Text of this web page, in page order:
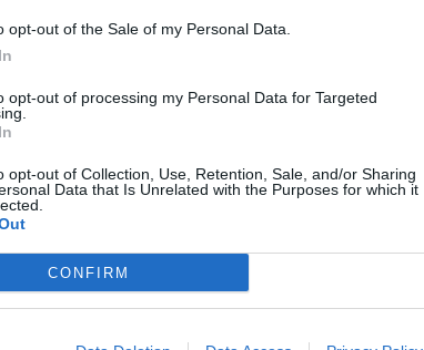
opt-out of the Sale of my Personal Data.
opt-out of processing my Personal Data for Targeted
opt-out of Collection, Use, Retention, Sale, and/or Sharing
Data that Is Unrelated with the Purposes for which it
CONFIRM
risulta essere competitivo
media di 156,20 euro, inferiore
(181,90 euro). Lo si legge
ministero del Turismo.
– ha spiegato Santanchè – “
sul 2024 che sul 2019: tanto sul
quello dell’aumento delle
registrato pure l’incremento
questo significa “
bene, con il segno più in
ma anche che sempre più